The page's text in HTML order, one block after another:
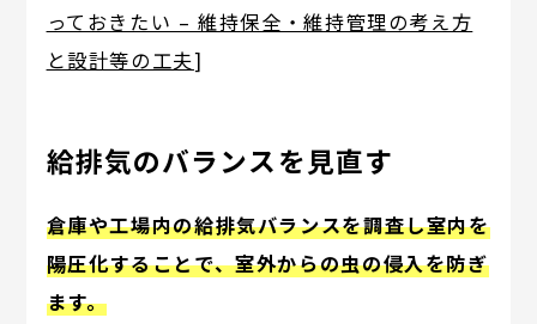
っておきたい – 維持保全・維持管理の考え方
と設計等の工夫]
給排気のバランスを見直す
倉庫や工場内の給排気バランスを調査し室内を
陽圧化することで、室外からの虫の侵入を防ぎ
ます。